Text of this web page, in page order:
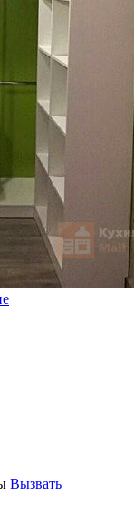
Вызвать